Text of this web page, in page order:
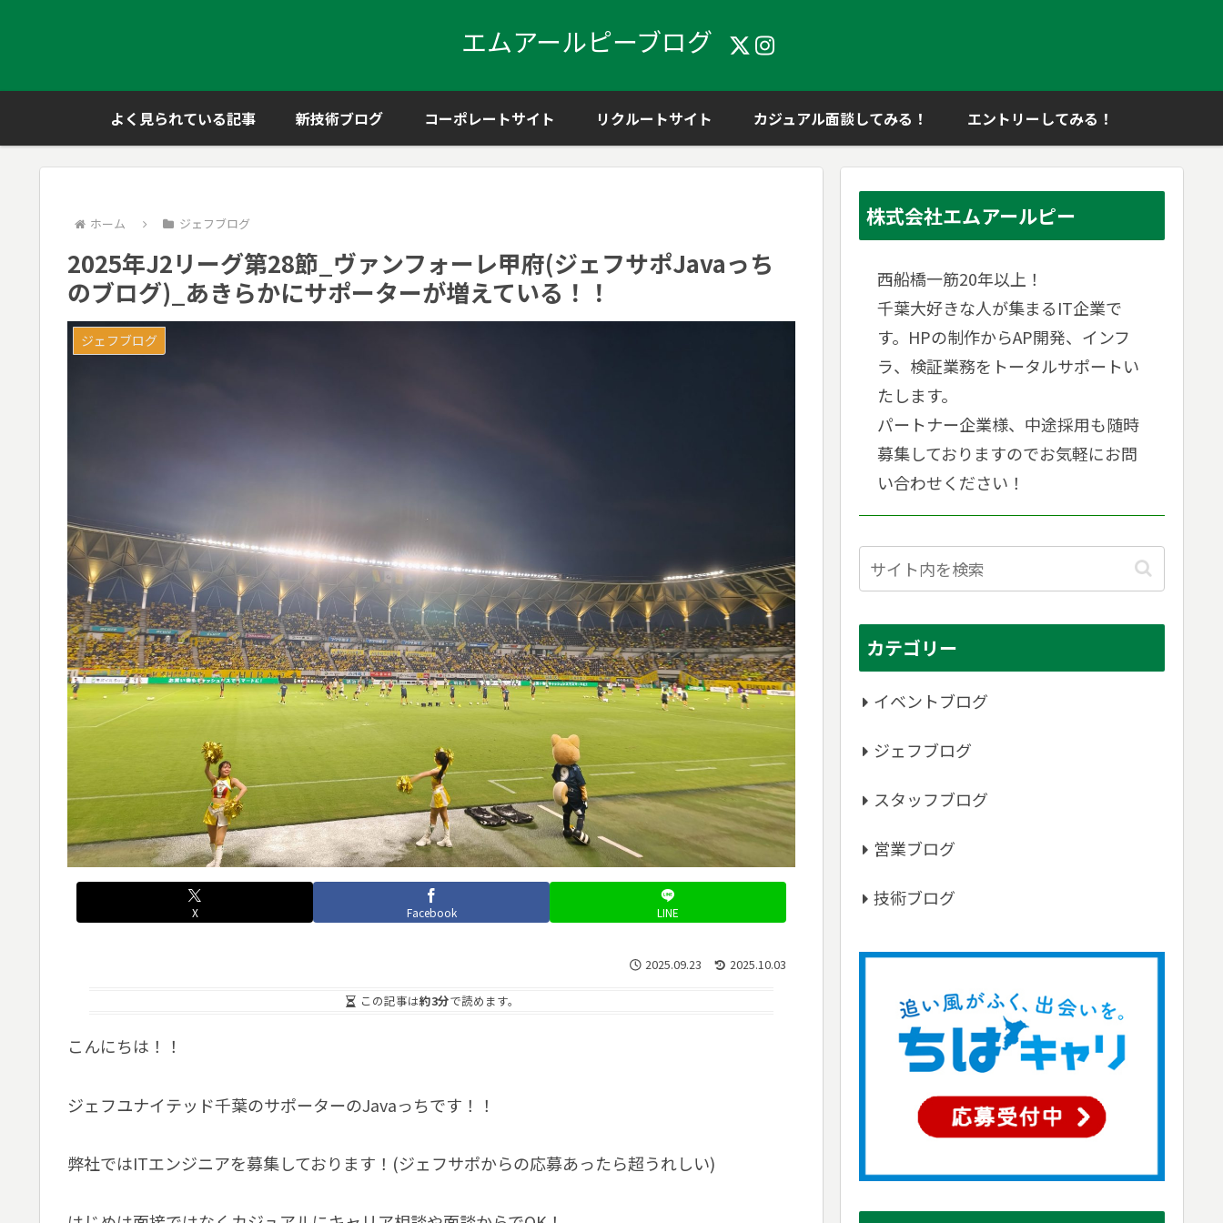
エムアールピーブログ
よく見られている記事 新技術ブログ コーポレートサイト リクルートサイト カジュアル面談してみる！ エントリーしてみる！
ホーム ジェフブログ
2025年J2リーグ第28節_ヴァンフォーレ甲府(ジェフサポJavaっち
のブログ)_あきらかにサポーターが増えている！！
ジェフブログ
X Facebook LINE
2025.09.23 2025.10.03
この記事は約3分で読めます。
こんにちは！！
ジェフユナイテッド千葉のサポーターのJavaっちです！！
弊社ではITエンジニアを募集しております！(ジェフサポからの応募あったら超うれしい)
株式会社エムアールピー
西船橋一筋20年以上！
千葉大好きな人が集まるIT企業で
す。HPの制作からAP開発、インフ
ラ、検証業務をトータルサポートい
たします。
パートナー企業様、中途採用も随時
募集しておりますのでお気軽にお問
い合わせください！
カテゴリー
イベントブログ
ジェフブログ
スタッフブログ
営業ブログ
技術ブログ